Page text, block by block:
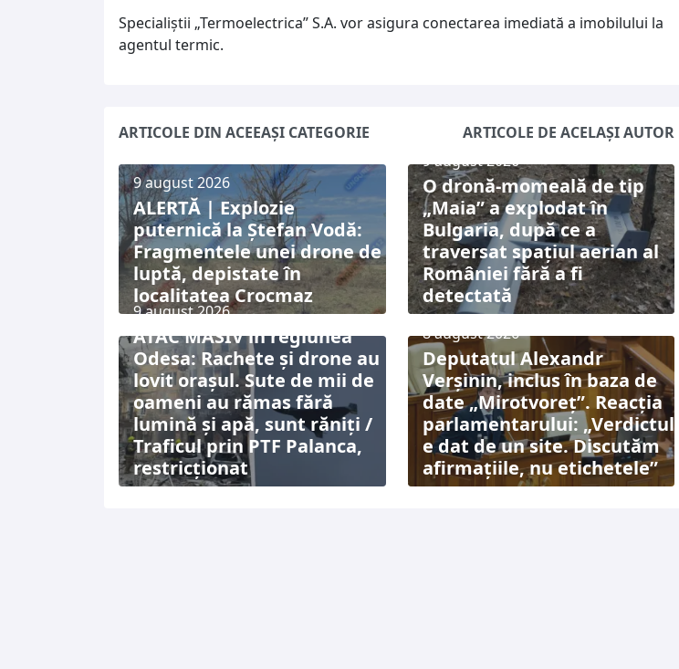
Specialiștii „Termoelectrica” S.A. vor asigura conectarea imediată a imobilului la
agentul termic.
ARTICOLE DIN ACEEAȘI CATEGORIE ARTICOLE DE ACELAȘI AUTOR
9 august 2026
ALERTĂ | Explozie
puternică la Ștefan Vodă:
Fragmentele unei drone de
luptă, depistate în
localitatea Crocmaz
9 august 2026
O dronă-momeală de tip
„Maia” a explodat în
Bulgaria, după ce a
traversat spațiul aerian al
României fără a fi
detectată
9 august 2026
ATAC MASIV în regiunea
Odesa: Rachete și drone au
lovit orașul. Sute de mii de
oameni au rămas fără
lumină și apă, sunt răniți /
Traficul prin PTF Palanca,
restricționat
8 august 2026
Deputatul Alexandr
Verșinin, inclus în baza de
date „Mirotvoreț”. Reacția
parlamentarului: „Verdictul
e dat de un site. Discutăm
afirmațiile, nu etichetele”